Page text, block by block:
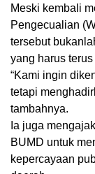
Meski kembali
Pengecualian
tersebut
yang harus
“Kami ingin
tetapi
tambahnya.
Ia juga
BUMD untuk
kepercayaan